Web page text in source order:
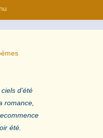
d’été
romance,
été.